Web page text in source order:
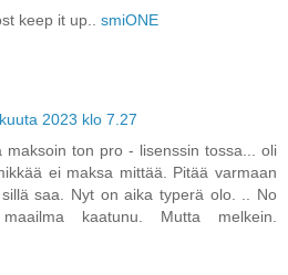
keep it up.. smiONE
2023 klo 7.27
maksoin ton pro - lisenssin tossa... oli
ei maksa mittää. Pitää varmaan
saa. Nyt on aika typerä olo. .. No
kaatunu. Mutta melkein.